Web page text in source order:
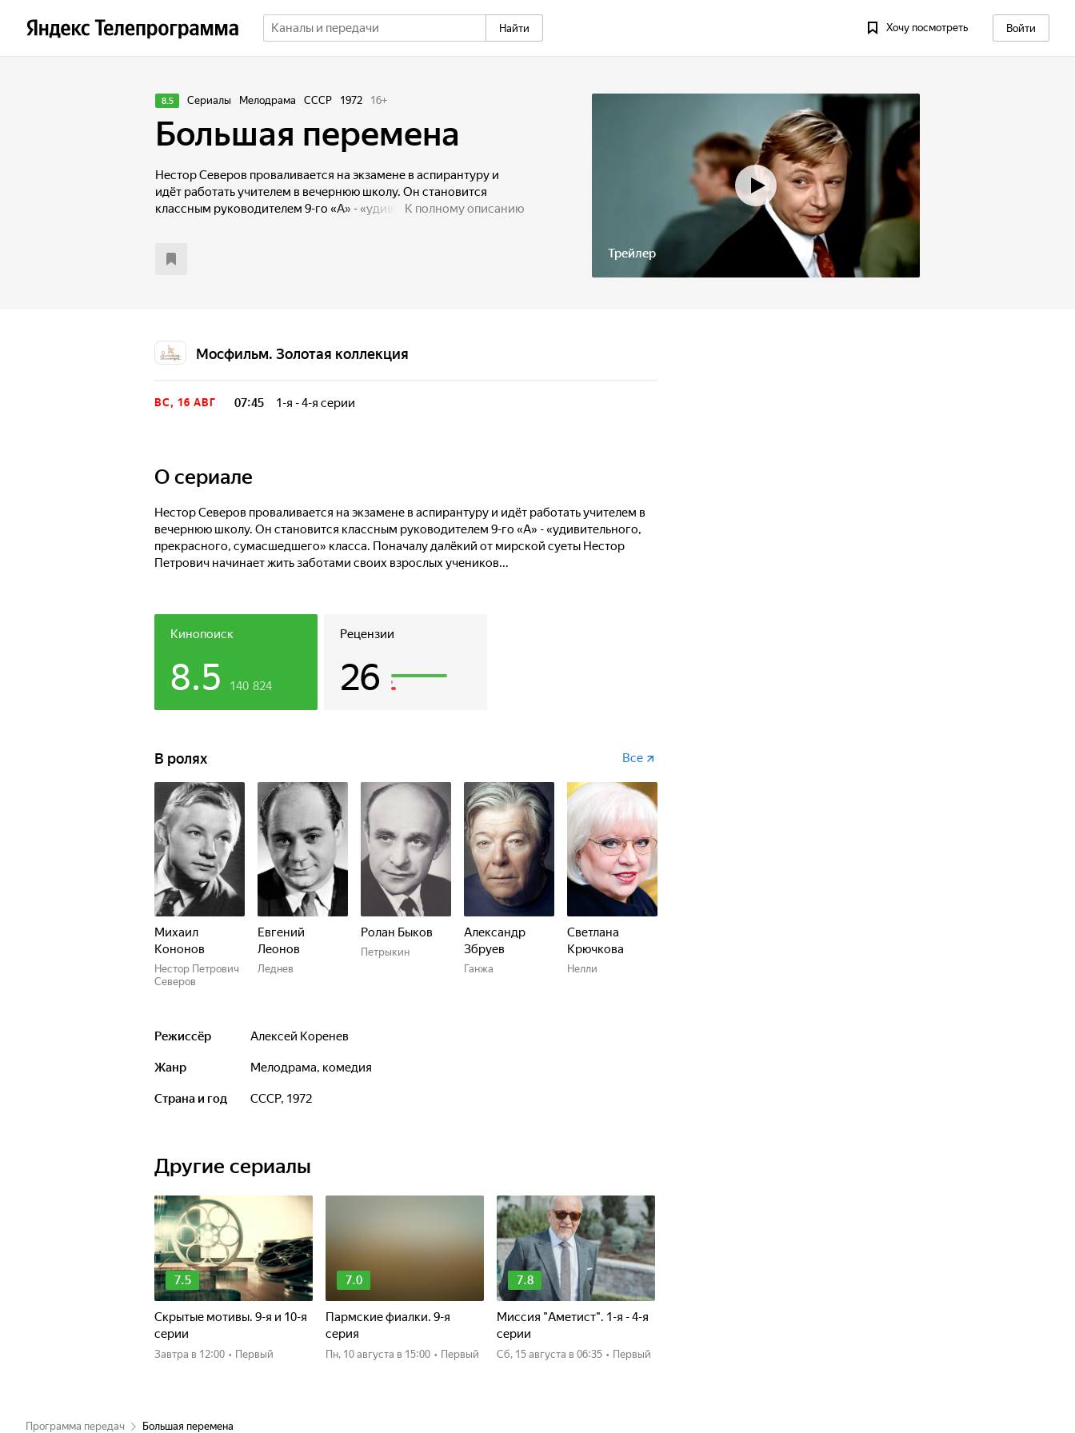
Найти Хочу посмотреть Войти
Трейлер
8.5 Сериалы Мелодрама СССР 1972 16+
Большая перемена
Нестор Северов проваливается на экзамене в аспирантуру и
идёт работать учителем в вечернюю школу. Он становится
классным руководителем 9-го «А» - «удивительного,
взрослых учеников...
К полному описанию
Мосфильм. Золотая коллекция
ВС, 16 АВГ 07:45 1-я - 4-я серии
O сериале
Нестор Северов проваливается на экзамене в аспирантуру и идёт работать учителем в
вечернюю школу. Он становится классным руководителем 9-го «А» - «удивительного,
прекрасного, сумасшедшего» класса. Поначалу далёкий от мирской суеты Нестор
Петрович начинает жить заботами своих взрослых учеников...
Кинопоиск
8.5 140 824
Рецензии
26
В ролях Все
Михаил
Кононов
Нестор Петрович
Северов
Евгений
Леонов
Леднев
Ролан Быков
Петрыкин
Александр
Збруев
Ганжа
Светлана
Крючкова
Нелли
Режиссёр Алексей Коренев
Жанр мелодрама, комедия
Страна и год СССР, 1972
Другие сериалы
7.5
Скрытые мотивы. 9-я и 10-я
серии
Завтра в 12:00 • Первый
7.0
Пармские фиалки. 9-я
серия
пн, 10 августа в 15:00 • Первый
7.8
Миссия "Аметист". 1-я - 4-я
серии
сб, 15 августа в 06:35 • Первый
Программа передач Большая перемена